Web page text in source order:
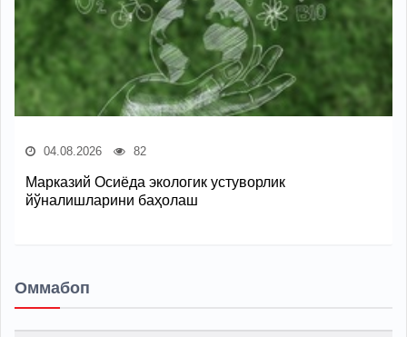
04.08.2026 82
Марказий Осиёда экологик устуворлик
йўналишларини баҳолаш
Оммабоп